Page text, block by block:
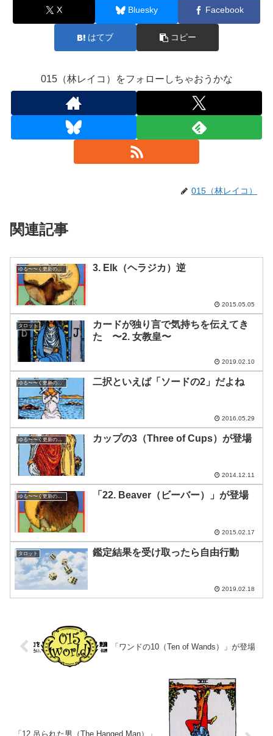
X Bluesky Facebook
はてブ コピー
015（林レイコ）をフォローしちゃおうかな
015（林レイコ）
関連記事
ゆる〜〜く更新の日めくり 3. Elk（ヘラジカ）逆
2015.05.05
タロット
カードが独り言で気持ちを伝えてき
た 〜2. 女教皇〜
2019.02.10
ゆる〜〜く更新の日めくり 二択といえば「ソードの2」だよね
2016.05.29
ゆる〜〜く更新の日めくり カップの3（Three of Cups）が登場
2014.12.11
ゆる〜〜く更新の日めくり 「22. Beaver（ビーバー）」が登場
2015.02.17
タロット 鑑定結果を受け取ったら自由行動
2019.02.18
「ワンドの10（Ten of Wands）」が登場
「12.吊られた男（The Hanged Man）」